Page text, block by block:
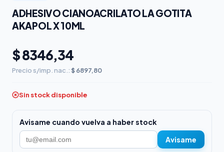
ADHESIVO CIANOACRILATO LA GOTITA
AKAPOL X 10ML
$ 8346,34
Precio s/imp. nac.: $ 6897,80
Sin stock disponible
Avisame cuando vuelva a haber stock
Avisame